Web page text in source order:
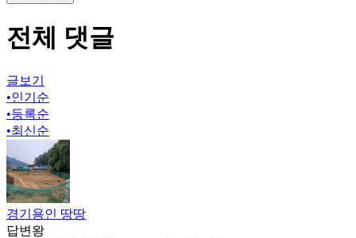
전체 댓글
글보기
•인기순
•등록순
•최신순
경기용인 땅땅
답변왕